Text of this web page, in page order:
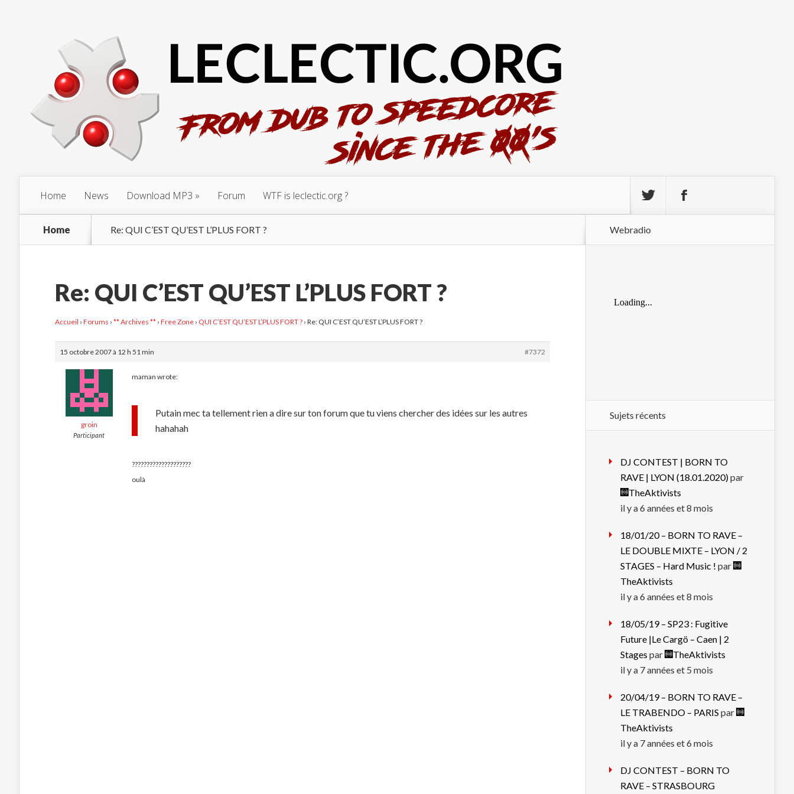
Home News Download MP3 Forum WTF is leclectic.org ?
Home Re: QUI C’EST QU’EST L’PLUS FORT ?
Re: QUI C’EST QU’EST L’PLUS FORT ?
Accueil › Forums › ** Archives ** › Free Zone › QUI C’EST QU’EST L’PLUS FORT ? › Re: QUI C’EST QU’EST L’PLUS FORT ?
15 octobre 2007 à 12 h 51 min #7372
groin
Participant
maman wrote:
Putain mec ta tellement rien a dire sur ton forum que tu viens chercher des idées sur les autres
hahahah
????????????????????
oulà
Webradio
Sujets récents
DJ CONTEST | BORN TO
RAVE | LYON (18.01.2020)par
TheAktivists
il y a 6 années et 8 mois
18/01/20 – BORN TO RAVE –
LE DOUBLE MIXTE – LYON / 2
STAGES – Hard Music ! par
TheAktivists
il y a 6 années et 8 mois
18/05/19 – SP23 : Fugitive
Future |Le Cargö – Caen | 2
Stages par
TheAktivists
il y a 7 années et 5 mois
20/04/19 – BORN TO RAVE –
LE TRABENDO – PARIS par
TheAktivists
il y a 7 années et 6 mois
DJ CONTEST – BORN TO
RAVE – STRASBOURG